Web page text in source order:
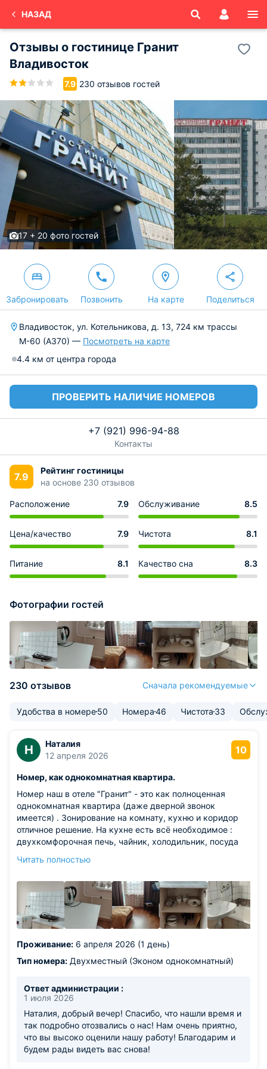
НАЗАД
Отзывы о гостинице Гранит
Владивосток
7.9 230 отзывов гостей
17 + 20 фото гостей
Забронировать Позвонить На карте Поделиться
Владивосток, ул. Котельникова, д. 13, 724 км трассы
М-60 (А370) — Посмотреть на карте
4.4 км от центра города
ПРОВЕРИТЬ НАЛИЧИЕ НОМЕРОВ
+7 (921) 996-94-88
Контакты
7.9
Рейтинг гостиницы
на основе 230 отзывов
Расположение 7.9 Обслуживание 8.5
Цена/качество 7.9 Чистота 8.1
Питание 8.1 Качество сна 8.3
Фотографии гостей
230 отзывов Сначала рекомендуемые
Удобства в номере50 Номера46 Чистота 33
Н
Наталия
12 апреля 2026
10
Номер, как однокомнатная квартира.
Номер наш в отеле "Гранит" - это как полноценная
однокомнатная квартира (даже дверной звонок
имеется) . Зонирование на комнату, кухню и коридор
отличное решение. На кухне есть всё необходимое :
двухкомфорочная печь, чайник, холодильник, посуда
Очень удобно, при проживании нескольких человек, что
кровати с удобными матрасами, телевизор и
журнальный столик. Шторы в комнате блэкаут. В
номере большой балкон. Потрясающий вид в тёмное
время суток на микрорайон с высоты 8 этажа отеля,
с неплохим меню, также можно заказать комплексные
завтраки и обеды. Однозначно рекомендую отель
Читать полностью
Проживание: 6 апреля 2026 (1 день)
Тип номера: Двухместный (Эконом однокомнатный)
Ответ администрации :
1 июля 2026
Наталия, добрый вечер! Спасибо, что нашли время и
так подробно отозвались о нас! Нам очень приятно,
что вы высоко оценили нашу работу! Благодарим и
будем рады видеть вас снова!